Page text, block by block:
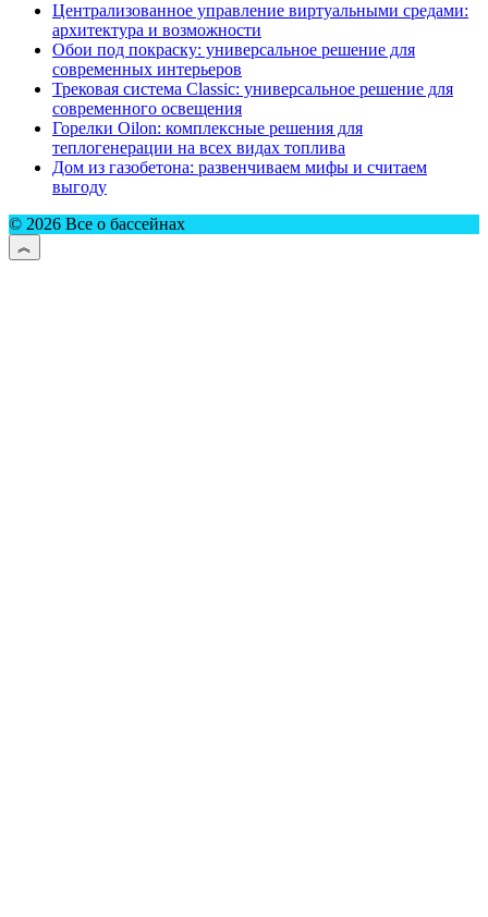
Централизованное управление виртуальными средами:
архитектура и возможности
Обои под покраску: универсальное решение для
современных интерьеров
Трековая система Classic: универсальное решение для
современного освещения
Горелки Oilon: комплексные решения для
теплогенерации на всех видах топлива
Дом из газобетона: развенчиваем мифы и считаем
выгоду
© 2026 Все о бассейнах